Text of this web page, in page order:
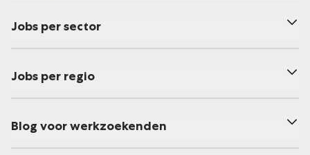
Jobs per sector
Jobs per regio
Blog voor werkzoekenden